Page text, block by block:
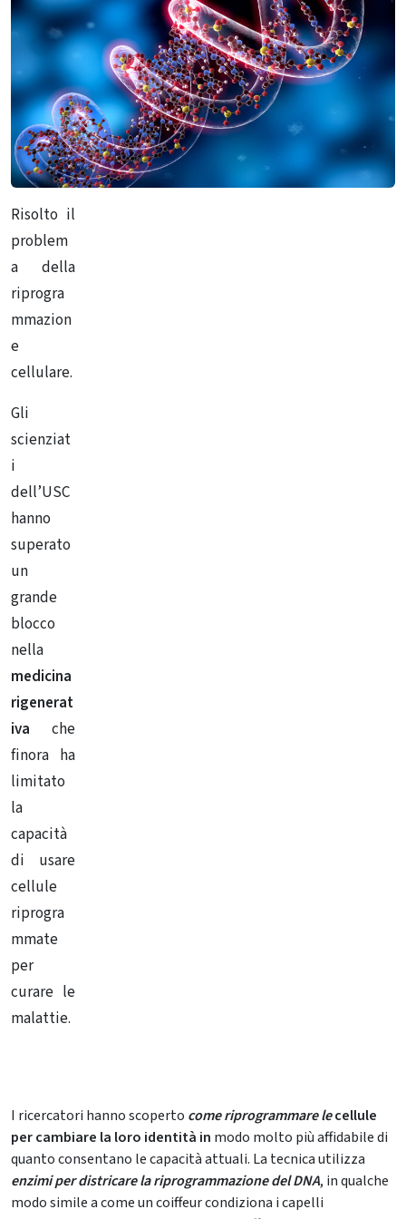
Risolto il
problem
a della
riprogra
mmazion
e
cellulare.
Gli
scienziat
i
dell’USC
hanno
superato
un
grande
blocco
nella
medicina
rigenerat
iva che
finora ha
limitato
la
capacità
di usare
cellule
riprogra
mmate
per
curare le
malattie.
I ricercatori hanno scoperto come riprogrammare lecellule
per cambiare la loro identità in modo molto più affidabile di
quanto consentano le capacità attuali. La tecnica utilizza
enzimi per districare la riprogrammazione del DNA, in qualche
modo simile a come un coiffeur condiziona i capelli